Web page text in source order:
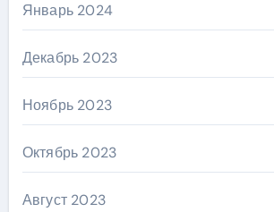
Январь 2024
Декабрь 2023
Ноябрь 2023
Октябрь 2023
Август 2023